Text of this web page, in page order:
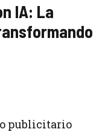
IA: La
publicitario